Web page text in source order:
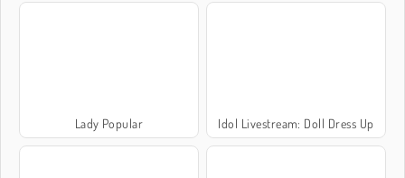
Lady Popular Idol Livestream: Doll Dress Up